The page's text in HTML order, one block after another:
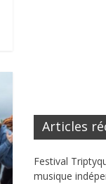
Articles
Festival
musique